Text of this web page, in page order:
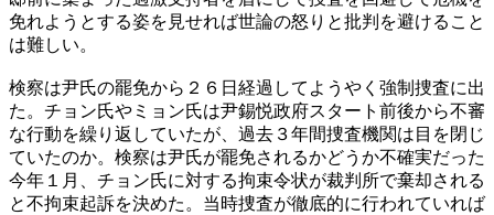
免れようとする姿を見せれば世論の怒りと批判を避けること
は難しい。
検察は尹氏の罷免から２６日経過してようやく強制捜査に出
た。チョン氏やミョン氏は尹錫悦政府スタート前後から不審
な行動を繰り返していたが、過去３年間捜査機関は目を閉じ
ていたのか。検察は尹氏が罷免されるかどうか不確実だった
今年１月、チョン氏に対する拘束令状が裁判所で棄却される
と不拘束起訴を決めた。当時捜査が徹底的に行われていれば